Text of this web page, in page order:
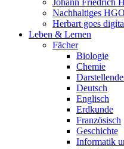
Johann Friedrich
Nachhaltiges
Herbart goes
Leben & Lernen
Fächer
Biologie
Chemie
Deutsch
Englisch
Erdkunde
Französisch
Geschichte
Informatik